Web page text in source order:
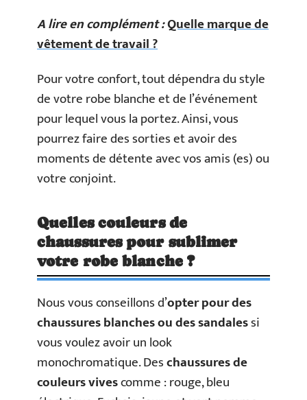
A lire en complément :Quelle marque de
vêtement de travail ?
Pour votre confort, tout dépendra du style
de votre robe blanche et de l’événement
pour lequel vous la portez. Ainsi, vous
pourrez faire des sorties et avoir des
moments de détente avec vos amis (es) ou
votre conjoint.
Quelles couleurs de
chaussures pour sublimer
votre robe blanche ?
Nous vous conseillons d’opter pour des
chaussures blanches ou des sandalessi
vous voulez avoir un look
monochromatique. Deschaussures de
couleurs vivescomme : rouge, bleu